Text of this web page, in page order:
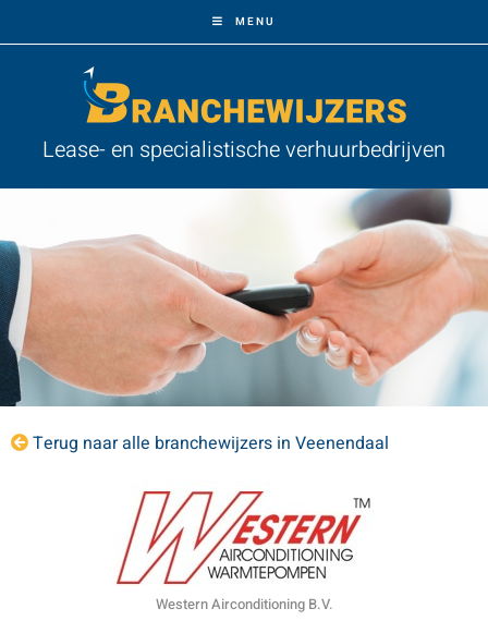
MENU
Lease- en specialistische verhuurbedrijven
Terug naar alle branchewijzers in Veenendaal
Western Airconditioning B.V.